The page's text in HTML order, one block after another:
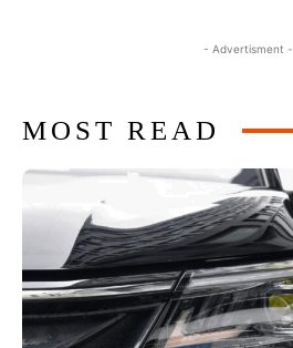
- Advertisment -
MOST READ